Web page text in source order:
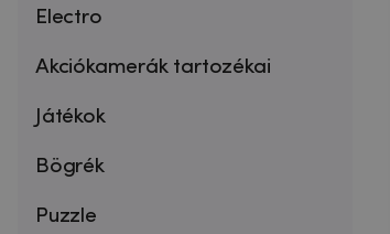
Electro
Akciókamerák tartozékai
Játékok
Bögrék
Puzzle